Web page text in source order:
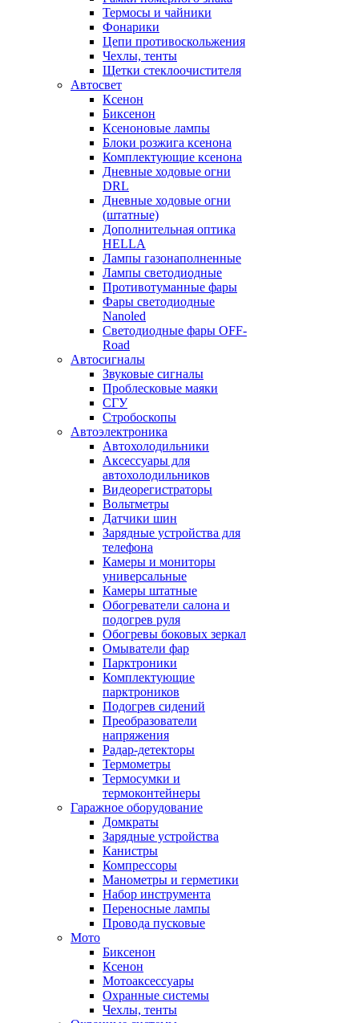
Термосы и чайники
Фонарики
Цепи противоскольжения
Чехлы, тенты
Щетки стеклоочистителя
Автосвет
Ксенон
Биксенон
Ксеноновые лампы
Блоки розжига ксенона
Комплектующие ксенона
Дневные ходовые огни
DRL
Дневные ходовые огни
(штатные)
Дополнительная оптика
HELLA
Лампы газонаполненные
Лампы светодиодные
Противотуманные фары
Фары светодиодные
Nanoled
Светодиодные фары OFF-
Road
Автосигналы
Звуковые сигналы
Проблесковые маяки
СГУ
Стробоскопы
Автоэлектроника
Автохолодильники
Аксессуары для
автохолодильников
Видеорегистраторы
Вольтметры
Датчики шин
Зарядные устройства для
телефона
Камеры и мониторы
универсальные
Камеры штатные
Обогреватели салона и
подогрев руля
Обогревы боковых зеркал
Омыватели фар
Парктроники
Комплектующие
парктроников
Подогрев сидений
Преобразователи
напряжения
Радар-детекторы
Термометры
Термосумки и
термоконтейнеры
Гаражное оборудование
Домкраты
Зарядные устройства
Канистры
Компрессоры
Манометры и герметики
Набор инструмента
Переносные лампы
Провода пусковые
Мото
Биксенон
Ксенон
Мотоаксессуары
Охранные системы
Чехлы, тенты